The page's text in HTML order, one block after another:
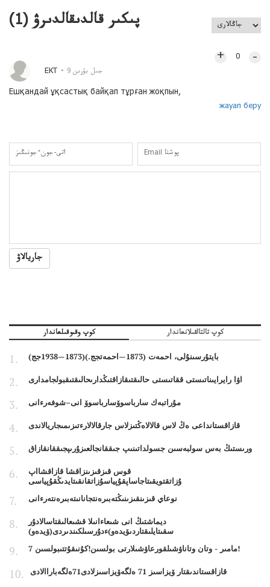
پىكىر قالدىقالدىرۋ (1
)
ЕКТ 9 جىل بۇرىن
+ 0 –
Ешқандай ұқсастық байқап тұрған жоқпын,
жауап беру
جاريالاۋ
كوپ وقىوقىلعاندار كوپ تالتالقىلانعاندار
بايتۇرسىنۇلى، احمەت (1873—احمەتجج.)(1873—1938جج)
اۋا رايرايىناتىستى ققاتىستى حالىقتىقازاقتىڭدارىحالىقتىقبولجامدارى
مۇراتبەك سارباسوۆسارباسوۆ انى–شوفەرءانى
قازاقستانداعى ەڭ لاس قالالاەڭتىزلاس جارقالالارءتىزىمىجاريالاندى
ورىستىڭ بەس سولبەسىن جسولداتىنىپ جىققانجالعىزۇرىپجىققانقازاق
قوس قىزقىزىنزاقشا قازاقشااپ
ۇزاتقتويقىتاجاساپقۇپياسۇزاتقانقىتايدىڭقۇپياسى
نوعاي قىزىنقىزىنىڭتەبىرەنتجانانىتەبىرەنتەرءانى
ديماشتىڭ انى شىعاءانىلا قشىعالىقتاسالادۇر
سقىتايلىقتاردىۆيدەو)ءدۇرسىلكىندىردى(ۆيدەو)
7 مامىر - وتان وتاناۋشىلقورعاۋشىلارتى بولسىن!كۇنىقۇتتىبولسىن!
قازاقستاندىقتار ۆيزاسىز 71 ەلگەۆيزاسىزلادى71ەلگەباراالادى